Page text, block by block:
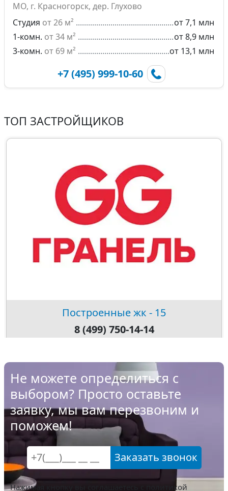
МО, г. Красногорск, дер. Глухово
Студия от 26 м²
от 7,1 млн
1-комн. от 34 м²
от 8,9 млн
3-комн. от 69 м² от 13,1 млн
+7 (495) 999-10-60
ТОП ЗАСТРОЙЩИКОВ
Построенные жк - 15
8 (499) 750-14-14
Не можете определиться с
выбором? Просто оставьте
заявку, мы вам перезвоним и
поможем!
Заказать звонок
Нажимая кнопку вы соглашаетесь с политикой